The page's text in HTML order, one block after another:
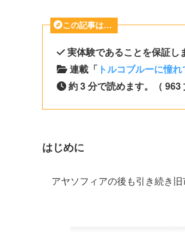
この記事は…
実体験であることを保証し
連載「 トルコブルーに憧れ
約 3 分で読めます。（ 963
はじめに
アヤソフィアの後も引き続き